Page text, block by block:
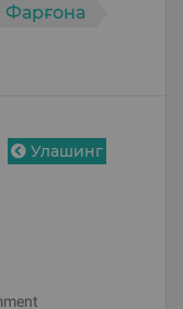
Фарғона
Улашинг